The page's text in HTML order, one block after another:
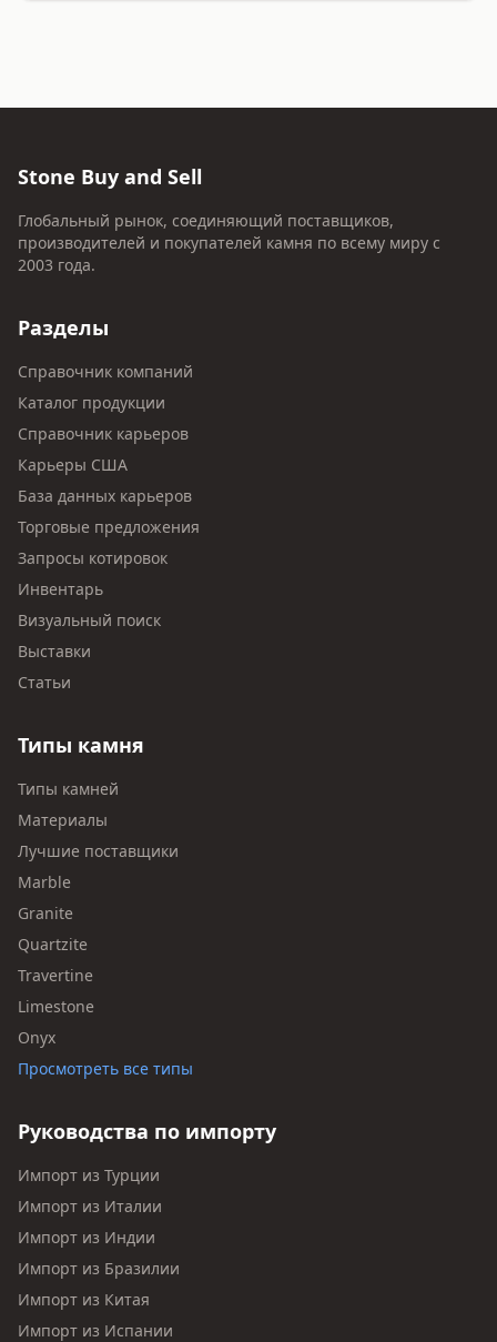
Stone Buy and Sell
Глобальный рынок, соединяющий поставщиков,
производителей и покупателей камня по всему миру с
2003 года.
Разделы
Справочник компаний
Каталог продукции
Справочник карьеров
Карьеры США
База данных карьеров
Торговые предложения
Запросы котировок
Инвентарь
Визуальный поиск
Выставки
Статьи
Типы камня
Типы камней
Материалы
Лучшие поставщики
Marble
Granite
Quartzite
Travertine
Limestone
Onyx
Просмотреть все типы
Руководства по импорту
Импорт из Турции
Импорт из Италии
Импорт из Индии
Импорт из Бразилии
Импорт из Китая
Импорт из Испании